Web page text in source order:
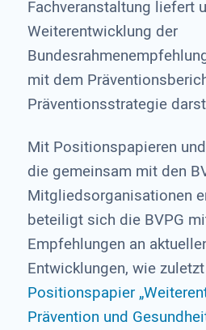
Fachveranstaltung liefert
Weiterentwicklung der
mit dem
Präventionsstrategie
Mit Positionspapieren
die gemeinsam mit den
Mitgliedsorganisationen
beteiligt sich die BVPG
Empfehlungen an
Entwicklungen, wie
Positionspapier
Prävention und